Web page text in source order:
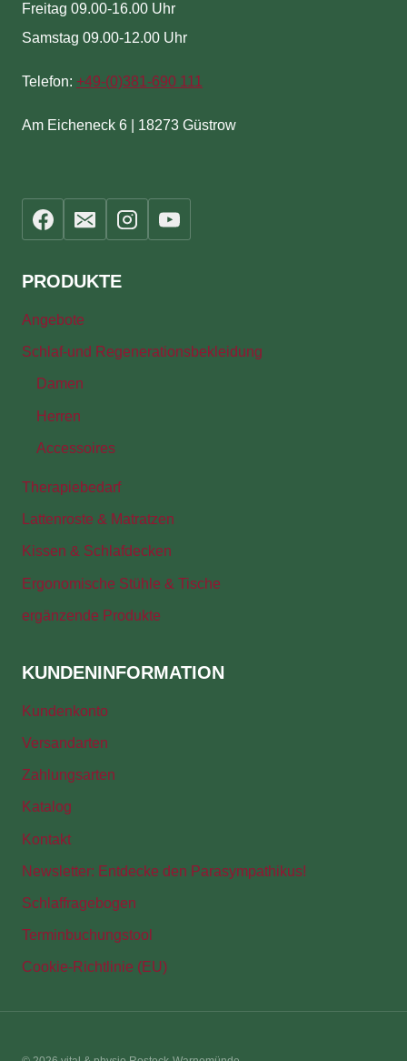
Freitag 09.00-16.00 Uhr
Samstag 09.00-12.00 Uhr
Telefon: +49-(0)381-690 111
Am Eicheneck 6 | 18273 Güstrow
PRODUKTE
Angebote
Schlaf-und Regenerationsbekleidung
Damen
Herren
Accessoires
Therapiebedarf
Lattenroste & Matratzen
Kissen & Schlafdecken
Ergonomische Stühle & Tische
ergänzende Produkte
KUNDENINFORMATION
Kundenkonto
Versandarten
Zahlungsarten
Katalog
Kontakt
Newsletter: Entdecke den Parasympathikus!
Schlaffragebogen
Terminbuchungstool
Cookie-Richtlinie (EU)